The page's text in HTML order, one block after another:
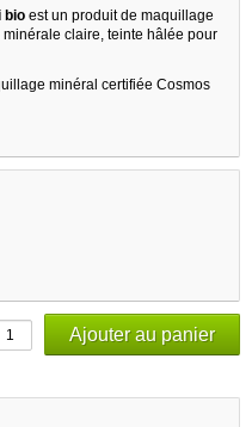
bio est un produit de maquillage
claire, teinte hâlée pour
minéral certifiée Cosmos